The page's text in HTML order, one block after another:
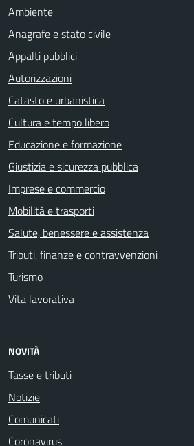
Ambiente
Anagrafe e stato civile
Appalti pubblici
Autorizzazioni
Catasto e urbanistica
Cultura e tempo libero
Educazione e formazione
Giustizia e sicurezza pubblica
Imprese e commercio
Mobilità e trasporti
Salute, benessere e assistenza
Tributi, finanze e contravvenzioni
Turismo
Vita lavorativa
NOVITÀ
Tasse e tributi
Notizie
Comunicati
Coronavirus